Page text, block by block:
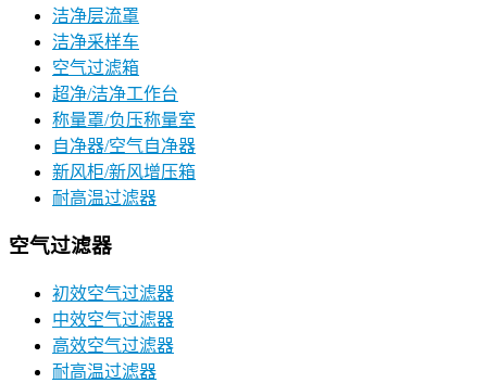
洁净层流罩
洁净采样车
空气过滤箱
超净/洁净工作台
称量罩/负压称量室
自净器/空气自净器
新风柜/新风增压箱
耐高温过滤器
空气过滤器
初效空气过滤器
中效空气过滤器
高效空气过滤器
耐高温过滤器